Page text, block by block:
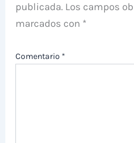
publicada. Los campos
marcados con *
Comentario *